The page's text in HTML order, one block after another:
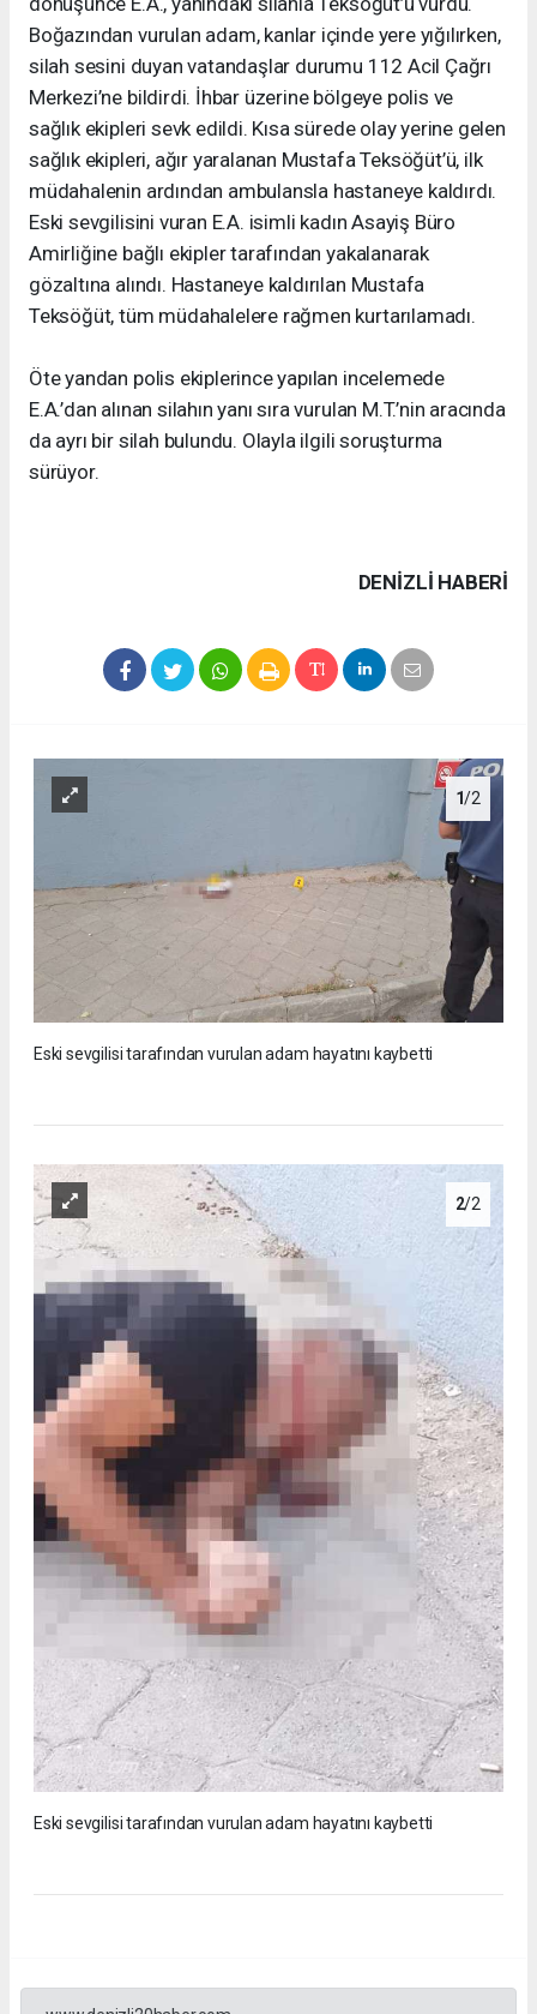
Boğazından vurulan adam, kanlar içinde yere yığılırken,
silah sesini duyan vatandaşlar durumu 112 Acil Çağrı
Merkezi’ne bildirdi. İhbar üzerine bölgeye polis ve
sağlık ekipleri sevk edildi. Kısa sürede olay yerine gelen
sağlık ekipleri, ağır yaralanan Mustafa Teksöğüt’ü, ilk
müdahalenin ardından ambulansla hastaneye kaldırdı.
Eski sevgilisini vuran E.A. isimli kadın Asayiş Büro
Amirliğine bağlı ekipler tarafından yakalanarak
gözaltına alındı. Hastaneye kaldırılan Mustafa
Teksöğüt, tüm müdahalelere rağmen kurtarılamadı.
Öte yandan polis ekiplerince yapılan incelemede
E.A.’dan alınan silahın yanı sıra vurulan M.T.’nin aracında
da ayrı bir silah bulundu. Olayla ilgili soruşturma
sürüyor.
DENIZLI HABERİ
1/2
Eski sevgilisi tarafından vurulan adam hayatını kaybetti
2/2
Eski sevgilisi tarafından vurulan adam hayatını kaybetti